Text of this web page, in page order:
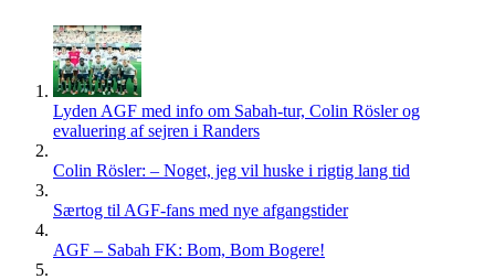
Lyden AGF med info om Sabah-tur, Colin Rösler og
evaluering af sejren i Randers
Colin Rösler: – Noget, jeg vil huske i rigtig lang tid
Særtog til AGF-fans med nye afgangstider
AGF – Sabah FK: Bom, Bom Bogere!